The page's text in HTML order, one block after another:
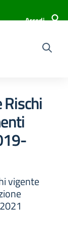
Accedi
vigente